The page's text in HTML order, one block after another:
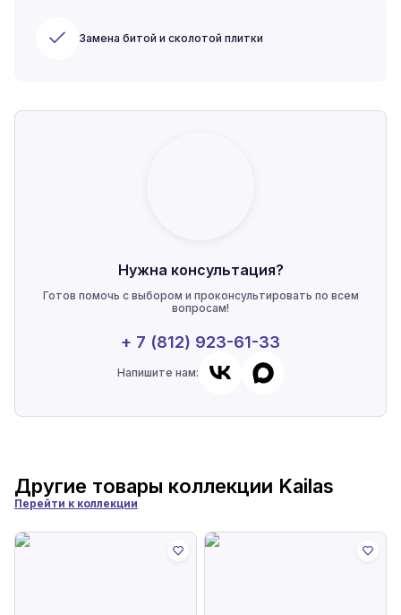
Замена битой и сколотой плитки
Нужна консультация?
Готов помочь с выбором и проконсультировать по всем
вопросам!
+ 7 (812) 923-61-33
Напишите нам:
Другие товары коллекции Kailas
Перейти к коллекции